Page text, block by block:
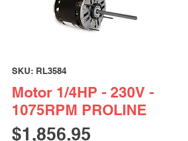
SKU: RL3584
Motor 1/4HP - 230V -
1075RPM PROLINE
$1,856.95